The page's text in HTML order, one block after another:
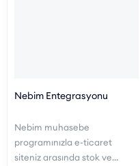
Nebim Entegrasyonu
Nebim muhasebe
programınızla e-ticaret
siteniz arasında stok ve